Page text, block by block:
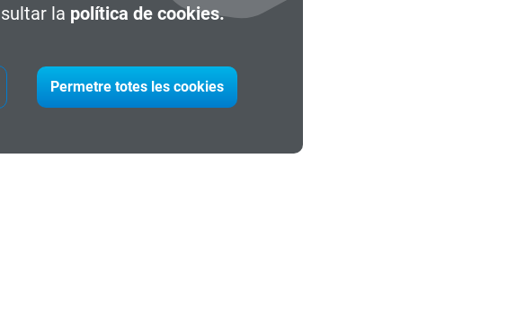
la política de cookies.
Permetre totes les cookies
+info